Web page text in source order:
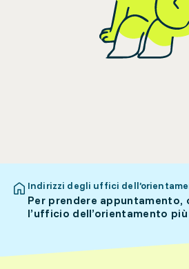
Indirizzi degli uffici
Per prendere
l’ufficio dell’orientamento